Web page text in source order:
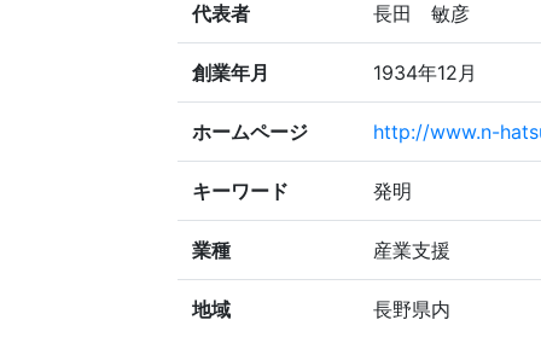
代表者 長田 敏彦
創業年月 1934年12月
ホームページ http://www.n-
キーワード 発明
業種 産業支援
地域 長野県内